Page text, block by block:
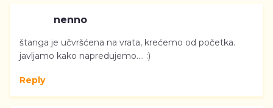
nenno
štanga je učvršćena na vrata, krećemo od početka.
javljamo kako napredujemo.... :)
Reply